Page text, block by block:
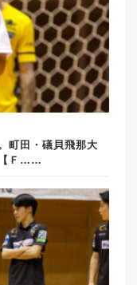
町田・礒貝飛那大
【Ｆ……